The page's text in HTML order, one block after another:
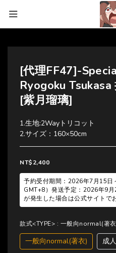
[代理FF47]-
Ryogoku
[紫月瑠璃]
1.生地:2Wayトリコット
2.サイズ：160×50cm
NT$2,400
予約受付期間：2026年7月15
GMT+8）発送予定：2026年9
が発生した場合は公式サイトで
款式<TYPE> : 一般向normal(著
一般向normal(著衣) 成